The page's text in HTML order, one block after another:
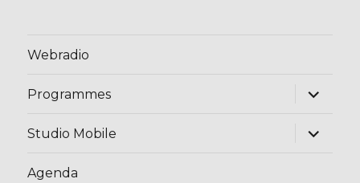
Webradio
Programmes
ouvrir
menu
Studio Mobile
ouvrir
Agenda